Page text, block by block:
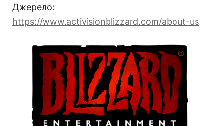
Джерело:
https://www.activisionblizzard.com/about-us